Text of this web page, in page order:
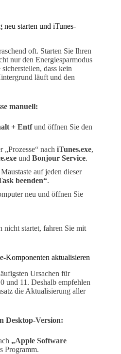
starten und iTunes-
oft. Starten Sie Ihren
nur den Energiesparmodus
dass kein
läuft und den
manuell:
+ Entfund öffnen Sie den
„Prozesse“ nach iTunes.exe,
und Bonjour Service.
auf jeden dieser
beenden“.
neu und öffnen Sie
nicht startet, fahren Sie mit
Komponenten aktualisieren
Ursachen für
und 11. Deshalb empfehlen
die Aktualisierung aller
Desktop-Version:
„Apple Software
Programm.